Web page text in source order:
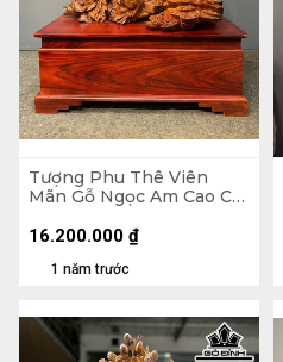
Tượng Phu Thê Viên
Mãn Gỗ Ngọc Am Cao Cả
(cm) - Kỷ Cao 35
1 năm trước
16.200.000 ₫